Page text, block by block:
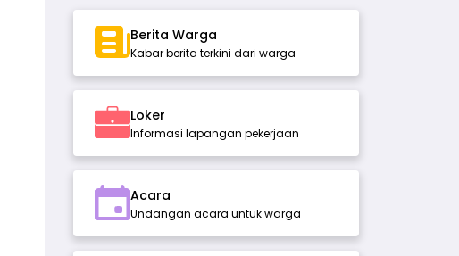
Berita Warga
Kabar berita terkini dari warga
Loker
Informasi lapangan pekerjaan
Acara
Undangan acara untuk warga